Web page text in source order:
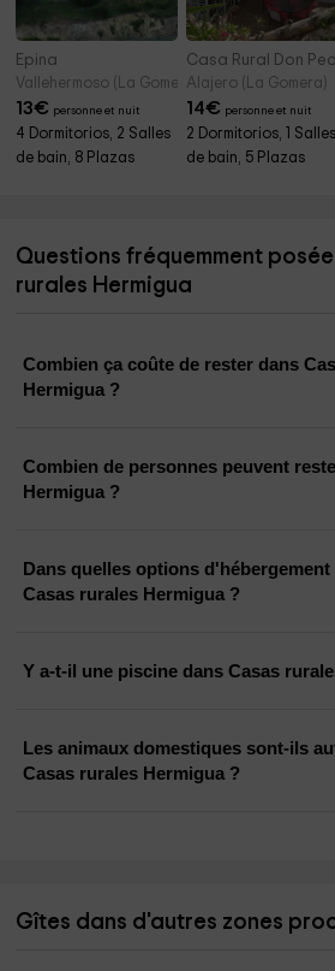
Epina
Vallehermoso (La Gomera)
13€ personne et nuit
4 Dormitorios, 2 Salles
de bain, 8 Plazas
Casa Rural Don
Alajero (La Gomera)
14€ personne et nuit
2 Dormitorios, 1 Salles
de bain, 5 Plazas
Questions fréquemment
rurales Hermigua
Combien ça coûte de rester dans
Hermigua ?
Combien de personnes peuvent
Hermigua ?
Dans quelles options
Casas rurales Hermigua ?
Y a-t-il une piscine dans Casas
Les animaux domestiques sont-ils
Casas rurales Hermigua ?
Gîtes dans d'autres zones